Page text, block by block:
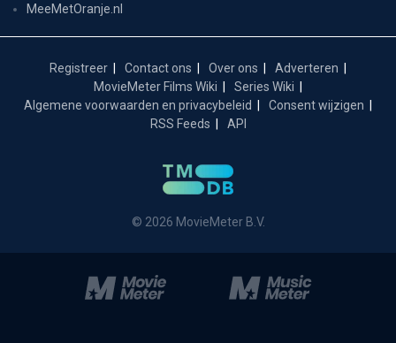
MeeMetOranje.nl
Registreer Contact ons Over ons
Adverteren
MovieMeter Films Wiki
Series Wiki
Algemene voorwaarden en privacybeleid
Consent wijzigen
RSS Feeds
API
© 2026 MovieMeter B.V.